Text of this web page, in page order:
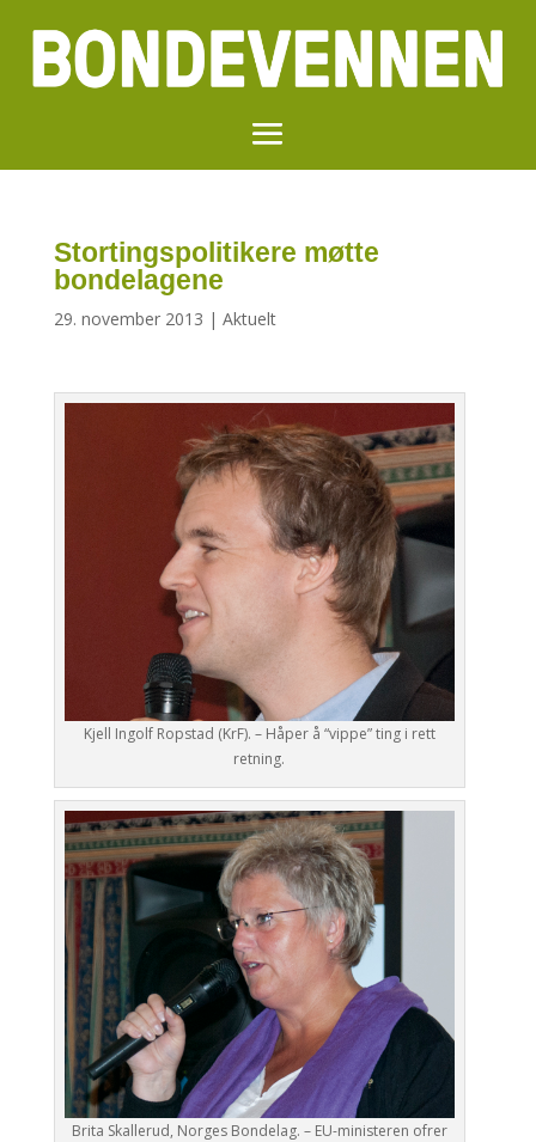
Stortingspolitikere møtte
bondelagene
29. november 2013 | Aktuelt
Kjell Ingolf Ropstad (KrF). – Håper å “vippe” ting i rett
retning.
Brita Skallerud, Norges Bondelag. – EU-ministeren ofrer